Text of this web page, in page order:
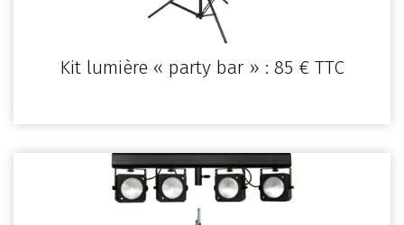
Kit lumière « party bar » : 85 € TTC